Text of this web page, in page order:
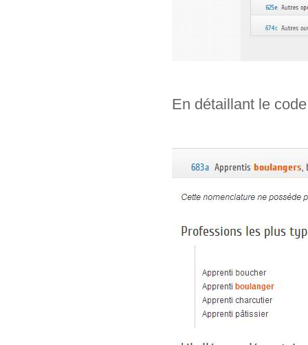
En détaillant le